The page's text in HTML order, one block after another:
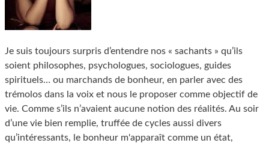
Je suis toujours surpris d’entendre nos « sachants » qu’ils
soient philosophes, psychologues, sociologues, guides
spirituels… ou marchands de bonheur, en parler avec des
trémolos dans la voix et nous le proposer comme objectif de
vie. Comme s’ils n’avaient aucune notion des réalités. Au soir
d’une vie bien remplie, truffée de cycles aussi divers
qu’intéressants, le bonheur m'apparaît comme un état,